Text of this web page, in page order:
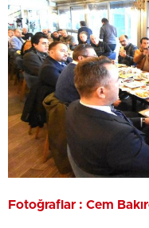
Fotoğraflar : Cem